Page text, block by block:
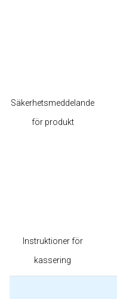
Säkerhetsmeddelande
för produkt
Instruktioner för
kassering